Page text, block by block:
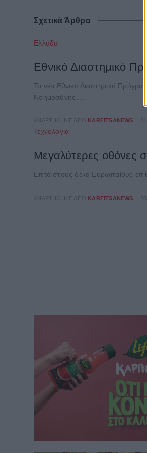
Σχετικά Άρθρα
Ελλάδα
Εθνικό Διαστημικό
Το νέο Εθνικό Διαστημικό
Νοημοσύνης....
ΑΝΑΡΤΉΘΗΚΕ ΑΠΌ KARFITSANEWS
Τεχνολογία
Μεγαλύτερες οθόνες
Επτά στους δέκα Ευρωπαίους
ΑΝΑΡΤΉΘΗΚΕ ΑΠΌ KARFITSANEWS